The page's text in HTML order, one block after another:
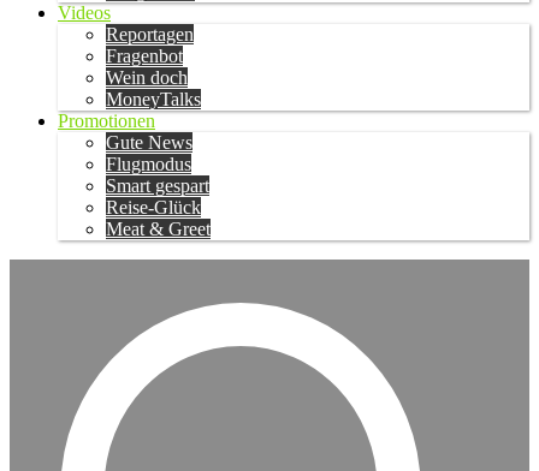
Videos
Reportagen
Fragenbot
Wein doch
MoneyTalks
Promotionen
Gute News
Flugmodus
Smart gespart
Reise-Glück
Meat & Greet